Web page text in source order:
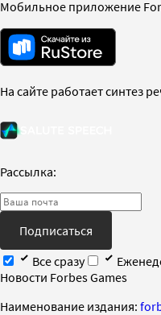
Мобильное приложение
На сайте работает синтез
Рассылка:
Подписаться
Все сразу
Новости Forbes Games
Наименование издания: